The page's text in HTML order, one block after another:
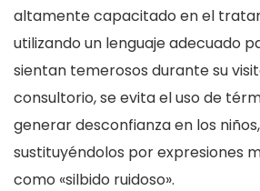
altamente capacitado en el
utilizando un lenguaje adecuado
sientan temerosos durante su
consultorio, se evita el uso de
generar desconfianza en los
sustituyéndolos por expresiones
como «silbido ruidoso».